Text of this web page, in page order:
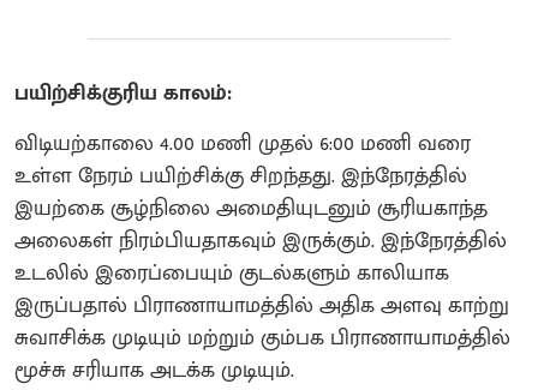
பயிற்சிக்குரிய காலம்:
விடியற்காலை 4.00 மணி முதல் 6:00 மணி வரை
உள்ள நேரம் பயிற்சிக்கு சிறந்தது. இந்நேரத்தில்
இயற்கை சூழ்நிலை அமைதியுடனும் சூரியகாந்த
அலைகள் நிரம்பியதாகவும் இருக்கும். இந்நேரத்தில்
உடலில் இரைப்பையும் குடல்களும் காலியாக
இருப்பதால் பிராணாயாமத்தில் அதிக அளவு காற்று
சுவாசிக்க முடியும் மற்றும் கும்பக பிராணாயாமத்தில்
மூச்சு சரியாக அடக்க முடியும்.